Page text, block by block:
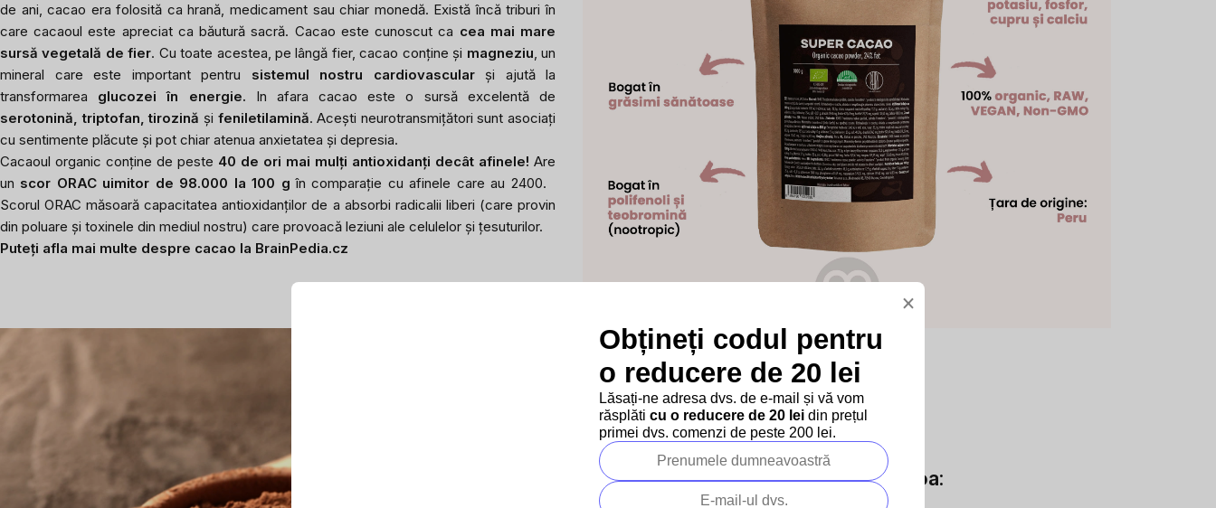
de ani, cacao era folosită ca hrană, medicament sau chiar monedă. Există încă triburi în
care cacaoul este apreciat ca băutură sacră. Cacao este cunoscut ca cea mai mare
sursă vegetală de fier. Cu toate acestea, pe lângă fier, cacao conține și magneziu, un
mineral care este important pentru sistemul nostru cardiovascularși ajută la
transformarea glucozei în energie. In afara cacao este o sursă excelentă de
serotonină, triptofan, tirozină și feniletilamină. Acești neurotransmițători sunt asociați
cu sentimente plăcute și pot chiar atenua anxietatea și depresia.
Cacaoul organic conține de peste 40 de ori mai mulți antioxidanți decât afinele! Are
un scor ORAC uimitor de 98.000 la 100 g în comparație cu afinele care au 2400.
Scorul ORAC măsoară capacitatea antioxidanților de a absorbi radicalii liberi (care provin
din poluare și toxinele din mediul nostru) care provoacă leziuni ale celulelor și țesuturilor.
Puteți afla mai multe despre cacao la BrainPedia.cz
Beneficiile BrainMax Pure Super Cocoa:
×
Obțineți codul pentru
o reducere de 20 lei
Lăsați-ne adresa dvs. de e-mail și vă vom
răsplăti cu o reducere de 20 lei din prețul
primei dvs. comenzi de peste 200 lei.